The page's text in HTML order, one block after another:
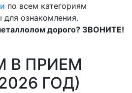
по всем категориям
ознакомления.
дорого? ЗВОНИТЕ!
В ПРИЕМ
ГОД)